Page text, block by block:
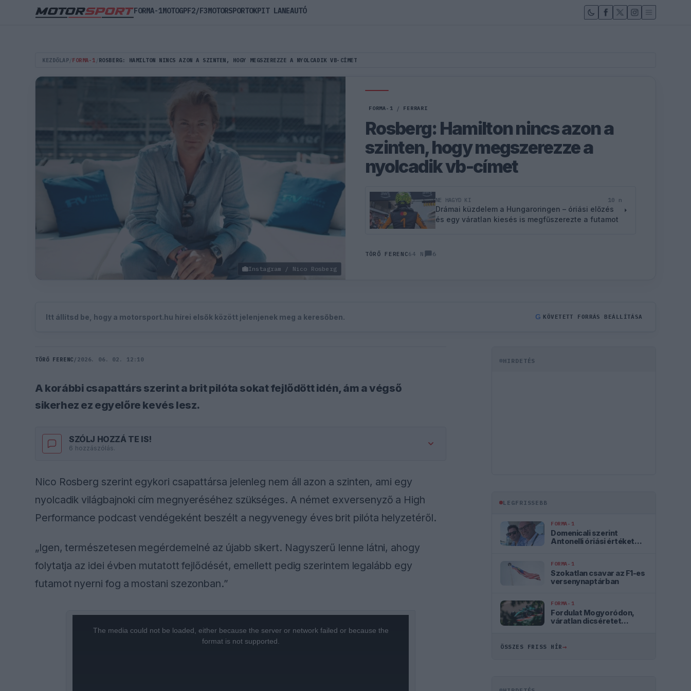
KEZDŐLAP FORMA-1 ROSBERG: HAMILTON NINCS AZON A SZINTEN, HOGY MEGSZEREZZE A NYOLCADIK VB-CÍMET
Instagram / Nico Rosberg
FORMA-1 / FERRARI
Rosberg: Hamilton nincs azon a
szinten, hogy megszerezze a
nyolcadik vb-címet
NE HAGYD KI 10 n
Drámai küzdelem a Hungaroringen – óriási előzés
és egy váratlan kiesés is megfűszerezte a futamot
TÖRŐ FERENC64 N 6
Itt állítsd be, hogy a motorsport.hu hírei elsők között jelenjenek meg a keresőben. G KÖVETETT FORRÁS BEÁLLÍTÁSA
TÖRŐ FERENC / 2026. 06. 02. 12:10
A korábbi csapattárs szerint a brit pilóta sokat fejlődött idén, ám a végső
sikerhez ez egyelőre kevés lesz.
SZÓLJ HOZZÁ TE IS!
6 hozzászólás.
Nico Rosberg szerint egykori csapattársa jelenleg nem áll azon a szinten, ami egy
nyolcadik világbajnoki cím megnyeréséhez szükséges. A német exversenyző a High
Performance podcast vendégeként beszélt a negyvenegy éves brit pilóta helyzetéről.
„Igen, természetesen megérdemelné az újabb sikert. Nagyszerű lenne látni, ahogy
folytatja az idei évben mutatott fejlődését, emellett pedig szerintem legalább egy
futamot nyerni fog a mostani szezonban.”
The media could not be loaded, either because the server or network failed or because the
format is not supported.
HIRDETÉS
LEGFRISSEBB
FORMA-1
Domenicali szerint
Antonelli óriási értéket
FORMA-1
Szokatlan csavar az F1-es
versenynaptárban
FORMA-1
Fordulat Mogyoródon,
váratlan dicséretet
ÖSSZES FRISS HÍR→
FORMA-1MOTOGPF2/F3MOTORSPORTOKPIT LANEAUTÓ